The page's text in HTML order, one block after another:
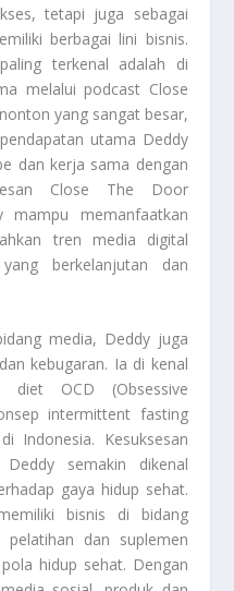
tetapi juga sebagai
berbagai lini bisnis.
terkenal adalah di
melalui podcast Close
yang sangat besar,
utama Deddy
dan kerja sama dengan
Close The Door
mampu memanfaatkan
tren media digital
berkelanjutan dan
media, Deddy juga
kebugaran. Ia di kenal
diet OCD (Obsessive
intermittent fasting
Indonesia. Kesuksesan
semakin dikenal
gaya hidup sehat.
bisnis di bidang
dan suplemen
hidup sehat. Dengan